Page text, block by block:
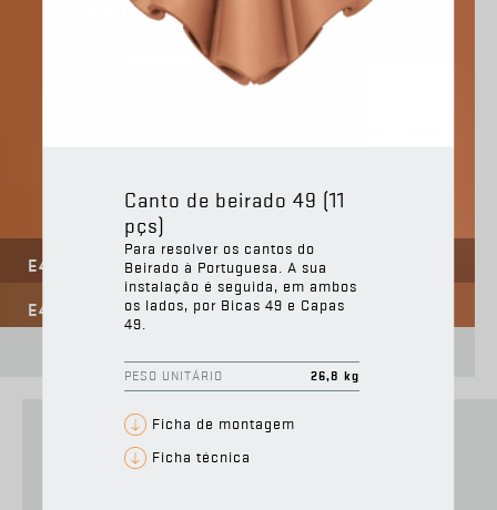
E40
E41
Canto de beirado 49 (11
pçs)
Para resolver os cantos do
Beirado à Portuguesa. A sua
instalação é seguida, em ambos
os lados, por Bicas 49 e Capas
49.
PESO UNITÁRIO 26,8 kg
Ficha de montagem
Ficha técnica